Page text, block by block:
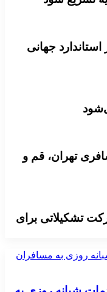
در البرز ۱۴۵ برابر استاندارد جهانی
تهران، قم و
تشکیلاتی برای
روزی به مسافران